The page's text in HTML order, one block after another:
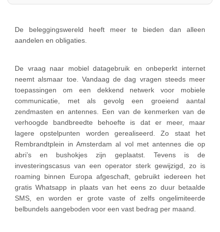
De beleggingswereld heeft meer te bieden dan alleen
aandelen en obligaties.
De vraag naar mobiel datagebruik en onbeperkt internet
neemt alsmaar toe. Vandaag de dag vragen steeds meer
toepassingen om een dekkend netwerk voor mobiele
communicatie, met als gevolg een groeiend aantal
zendmasten en antennes. Een van de kenmerken van de
verhoogde bandbreedte behoefte is dat er meer, maar
lagere opstelpunten worden gerealiseerd. Zo staat het
Rembrandtplein in Amsterdam al vol met antennes die op
abri’s en bushokjes zijn geplaatst. Tevens is de
investeringscasus van een operator sterk gewijzigd, zo is
roaming binnen Europa afgeschaft, gebruikt iedereen het
gratis Whatsapp in plaats van het eens zo duur betaalde
SMS, en worden er grote vaste of zelfs ongelimiteerde
belbundels aangeboden voor een vast bedrag per maand.